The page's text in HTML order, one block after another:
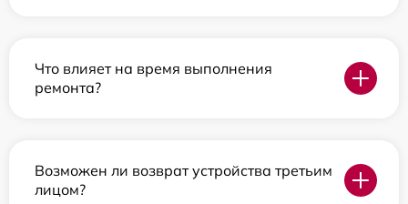
Что влияет на время выполнения
ремонта?
Возможен ли возврат устройства третьим
лицом?